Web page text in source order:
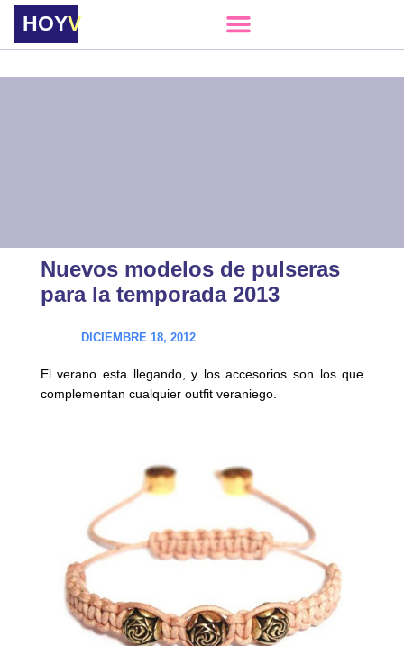
HOYVERE
Nuevos modelos de pulseras
para la temporada 2013
DICIEMBRE 18, 2012
El verano esta llegando, y los accesorios son los que
complementan cualquier outfit veraniego.